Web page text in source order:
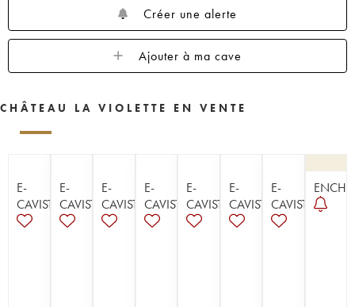
Créer une alerte
Ajouter à ma cave
CHÂTEAU LA VIOLETTE EN VENTE
E-
CAVISTE
E-
CAVISTE
E-
CAVISTE
E-
CAVISTE
E-
CAVISTE
E-
CAVISTE
E-
CAVISTE